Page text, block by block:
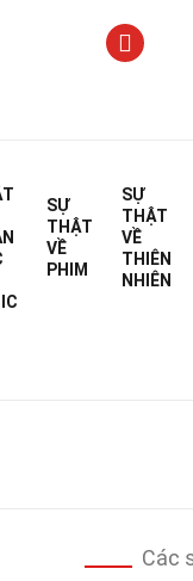
SỰ
THẬT
VỀ
PHIM
SỰ
THẬT
VỀ
THIÊN
NHIÊN
biên tập
Các